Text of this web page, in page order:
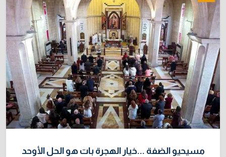
مسيحيو الضفة ...خيار الهجرة بات هو الحل الأوحد